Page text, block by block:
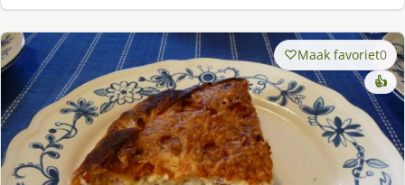
Maak favoriet0
👍